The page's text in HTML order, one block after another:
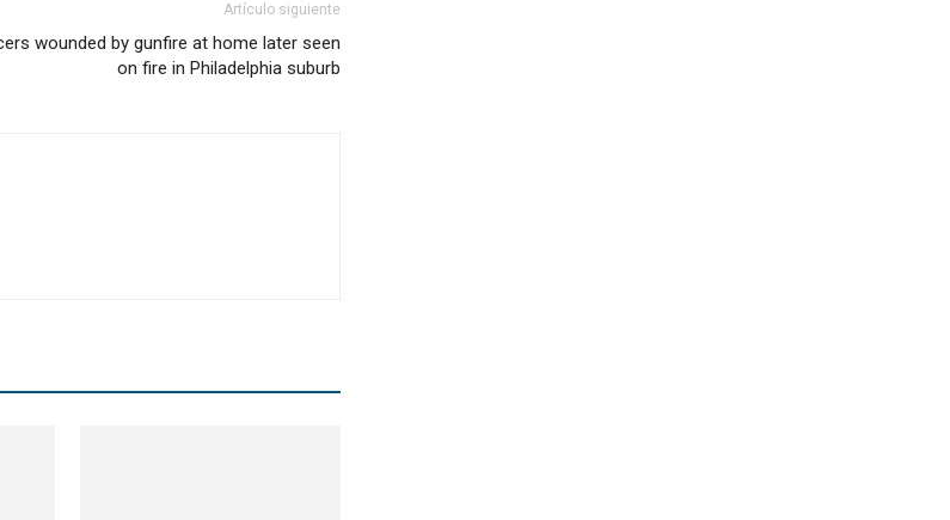
Artículo siguiente
wounded by gunfire at home later seen
on fire in Philadelphia suburb